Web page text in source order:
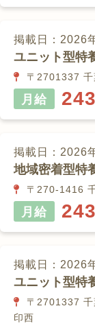
掲載日：2026
ユニット型特
〒2701337 千
月給
掲載日：2026
地域密着型特
〒270-1416
月給
掲載日：2026
ユニット型特
〒2701337 千
印西